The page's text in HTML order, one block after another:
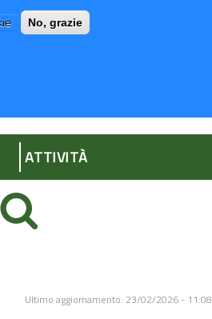
No, grazie
ATTIVITÀ
Ultimo aggiornamento: 23/02/2026 - 11:08